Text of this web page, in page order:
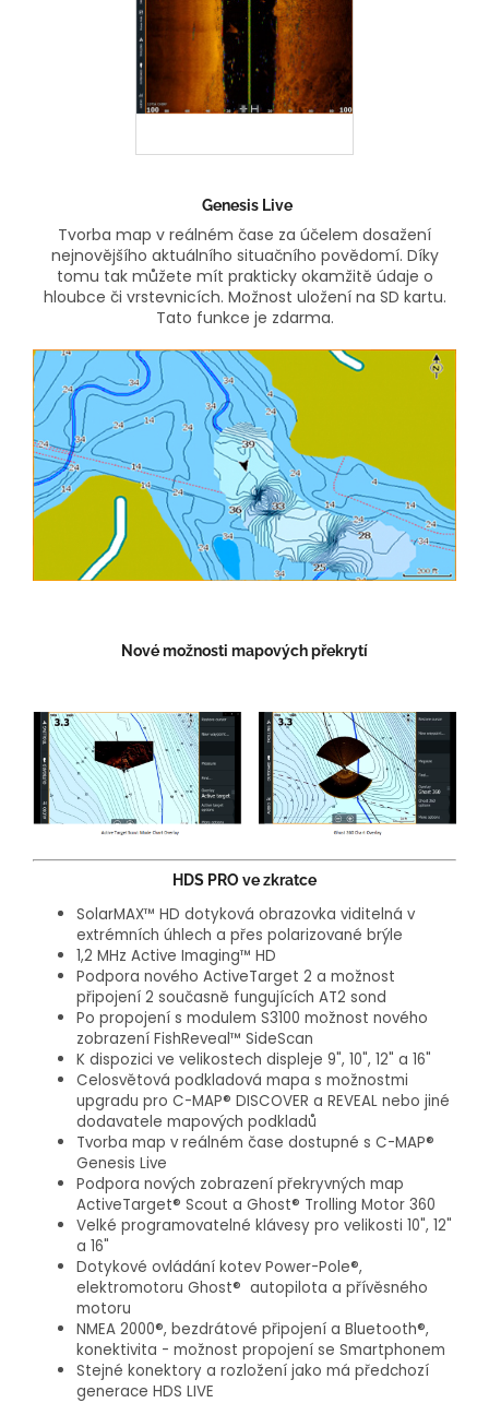
Genesis Live
Tvorba map v reálném čase za účelem dosažení
nejnovějšího aktuálního situačního povědomí. Díky
tomu tak můžete mít prakticky okamžitě údaje o
hloubce či vrstevnicích. Možnost uložení na SD kartu.
Tato funkce je zdarma.
Nové možnosti mapových překrytí
HDS PRO ve zkratce
SolarMAX™ HD dotyková obrazovka viditelná v
extrémních úhlech a přes polarizované brýle
1,2 MHz Active Imaging™ HD
Podpora nového ActiveTarget 2 a možnost
připojení 2 současně fungujících AT2 sond
Po propojení s modulem S3100 možnost nového
zobrazení FishReveal™ SideScan
K dispozici ve velikostech displeje 9", 10", 12" a 16"
Celosvětová podkladová mapa s možnostmi
upgradu pro C-MAP® DISCOVER a REVEAL nebo jiné
dodavatele mapových podkladů
Tvorba map v reálném čase dostupné s C-MAP®
Genesis Live
Podpora nových zobrazení překryvných map
ActiveTarget® Scout a Ghost® Trolling Motor 360
Velké programovatelné klávesy pro velikosti 10", 12"
a 16"
Dotykové ovládání kotev Power-Pole®,
elektromotoru Ghost® autopilota a přívěsného
motoru
NMEA 2000®, bezdrátové připojení a Bluetooth®,
konektivita - možnost propojení se Smartphonem
Stejné konektory a rozložení jako má předchozí
generace HDS LIVE